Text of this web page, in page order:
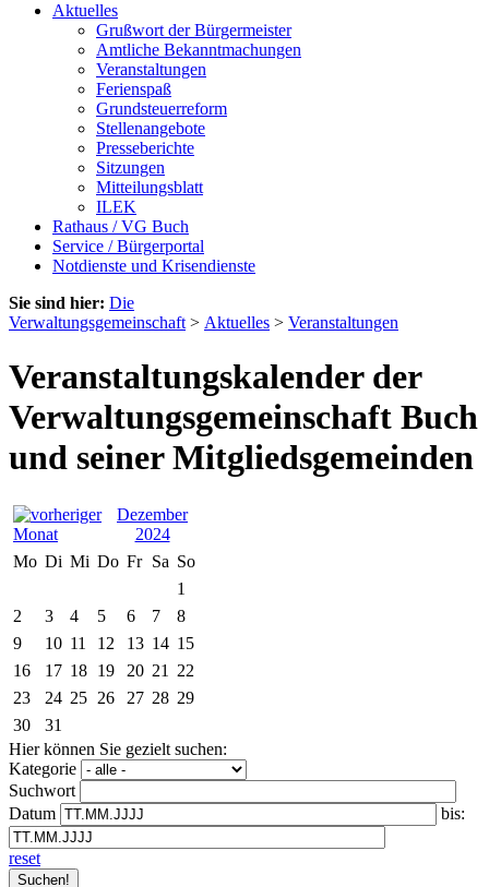
Aktuelles
Grußwort der Bürgermeister
Amtliche Bekanntmachungen
Veranstaltungen
Ferienspaß
Grundsteuerreform
Stellenangebote
Presseberichte
Sitzungen
Mitteilungsblatt
ILEK
Rathaus / VG Buch
Service / Bürgerportal
Notdienste und Krisendienste
Sie sind hier: Die
Verwaltungsgemeinschaft > Aktuelles > Veranstaltungen
Veranstaltungskalender der
Verwaltungsgemeinschaft Buch
und seiner Mitgliedsgemeinden
Dezember
2024
Mo Di Mi Do Fr Sa So
1
2
3 4 5 6 7
8
9
10 11 12 13 14 15
16
17 18 19 20 21
22
23
24 25 26 27 28 29
30
31
Hier können Sie gezielt suchen:
Kategorie
Suchwort
Datum
bis:
reset